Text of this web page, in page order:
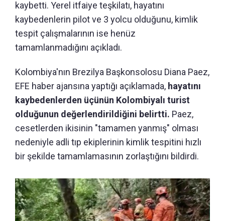
kaybetti. Yerel itfaiye teşkilatı, hayatını
kaybedenlerin pilot ve 3 yolcu olduğunu, kimlik
tespit çalışmalarının ise henüz
tamamlanmadığını açıkladı.
Kolombiya'nın Brezilya Başkonsolosu Diana Paez,
EFE haber ajansına yaptığı açıklamada, hayatını
kaybedenlerden üçünün Kolombiyalı turist
olduğunun değerlendirildiğini belirtti. Paez,
cesetlerden ikisinin "tamamen yanmış" olması
nedeniyle adli tıp ekiplerinin kimlik tespitini hızlı
bir şekilde tamamlamasının zorlaştığını bildirdi.